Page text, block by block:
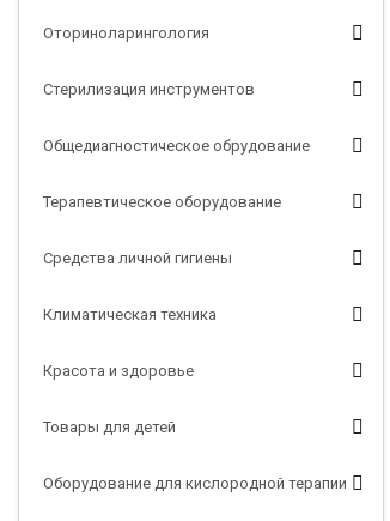
Оториноларингология
Стерилизация инструментов
Общедиагностическое обрудование
Терапевтическое оборудование
Средства личной гигиены
Климатическая техника
Красота и здоровье
Товары для детей
Оборудование для кислородной терапии